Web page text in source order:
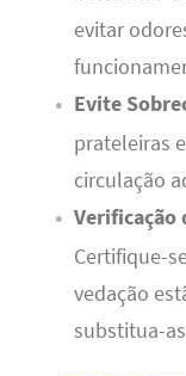
evitar
Evite
prateleiras
circulação
Verificação
Certifique-
vedação
substitua-